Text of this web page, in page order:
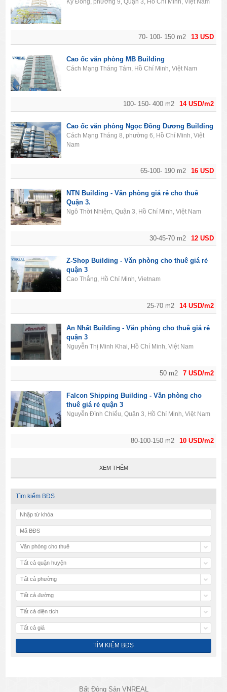
13 USD
70- 100- 150 m2
Kỳ Đồng, phường 9, Quận 3, Hồ Chí Minh, Việt Nam
14 USD/m2
100- 150- 400 m2
Cao ốc văn phòng MB Building
Cách Mạng Tháng Tám, Hồ Chí Minh, Việt Nam
16 USD
65-100- 190 m2
Cao ốc văn phòng Ngọc Đông Dương Building
Cách Mạng Tháng 8, phường 6, Hồ Chí Minh, Việt
Nam
12 USD
30-45-70 m2
NTN Building - Văn phòng giá rẻ cho thuê
Quận 3.
Ngô Thời Nhiệm, Quận 3, Hồ Chí Minh, Việt Nam
14 USD/m2
25-70 m2
Z-Shop Building - Văn phòng cho thuê giá rẻ
quận 3
Cao Thắng, Hồ Chí Minh, Vietnam
7 USD/m2
50 m2
An Nhất Building - Văn phòng cho thuê giá rẻ
quận 3
Nguyễn Thị Minh Khai, Hồ Chí Minh, Việt Nam
10 USD/m2
80-100-150 m2
Falcon Shipping Building - Văn phòng cho
thuê giá rẻ quận 3
Nguyễn Đình Chiểu, Quận 3, Hồ Chí Minh, Việt Nam
XEM THÊM
Tìm kiếm BĐS
Văn phòng cho thuê
Tất cả quận huyện
Tất cả phường
Tất cả đường
Tất cả diện tích
Tất cả giá
Bất Động Sản VNREAL